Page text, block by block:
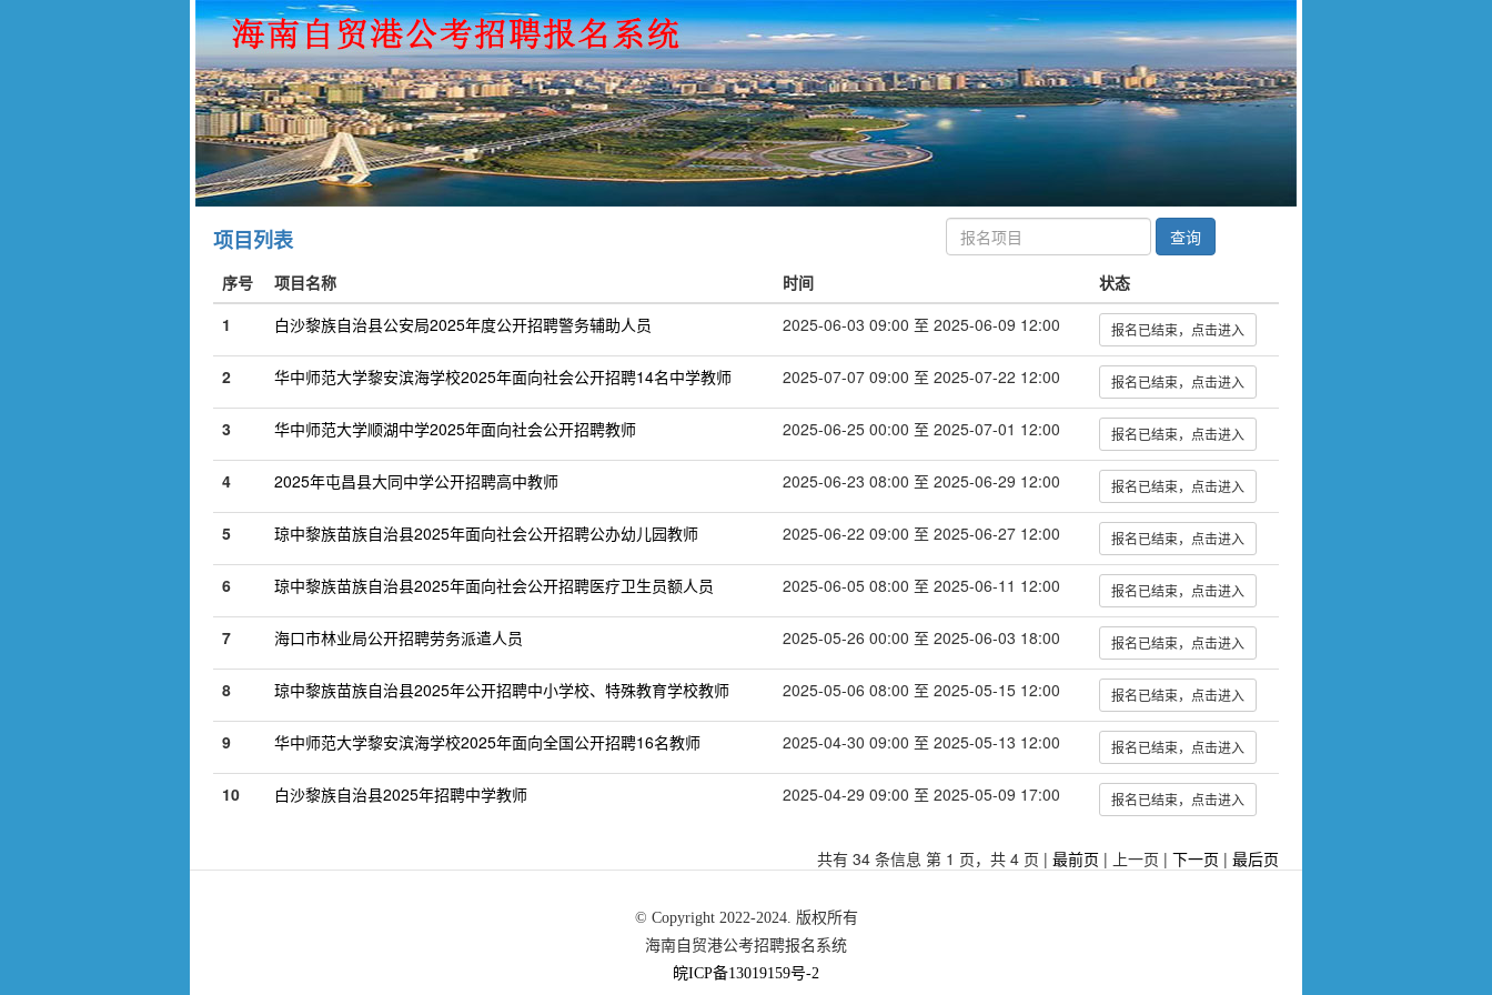
项目列表 查询
序号 项目名称 时间
状态
1
白沙黎族自治县公安局2025年度公开招聘警务辅助人员 2025-06-03 09:00 至 2025-06-09 12:00 报名已结束，点击进入
2 华中师范大学黎安滨海学校2025年面向社会公开招聘14名中学教师 2025-07-07 09:00 至 2025-07-22 12:00 报名已结束，点击进入
3 华中师范大学顺湖中学2025年面向社会公开招聘教师 2025-06-25 00:00 至 2025-07-01 12:00 报名已结束，点击进入
4 2025年屯昌县大同中学公开招聘高中教师 2025-06-23 08:00 至 2025-06-29 12:00 报名已结束，点击进入
5 琼中黎族苗族自治县2025年面向社会公开招聘公办幼儿园教师 2025-06-22 09:00 至 2025-06-27 12:00 报名已结束，点击进入
6 琼中黎族苗族自治县2025年面向社会公开招聘医疗卫生员额人员 2025-06-05 08:00 至 2025-06-11 12:00 报名已结束，点击进入
7 海口市林业局公开招聘劳务派遣人员 2025-05-26 00:00 至 2025-06-03 18:00 报名已结束，点击进入
8 琼中黎族苗族自治县2025年公开招聘中小学校、特殊教育学校教师 2025-05-06 08:00 至 2025-05-15 12:00 报名已结束，点击进入
9 华中师范大学黎安滨海学校2025年面向全国公开招聘16名教师 2025-04-30 09:00 至 2025-05-13 12:00 报名已结束，点击进入
10 白沙黎族自治县2025年招聘中学教师 2025-04-29 09:00 至 2025-05-09 17:00 报名已结束，点击进入
共有 34 条信息 第 1 页，共 4 页 | 最前页 | 上一页 | 下一页 | 最后页
© Copyright 2022-2024. 版权所有
海南自贸港公考招聘报名系统
皖ICP备13019159号-2